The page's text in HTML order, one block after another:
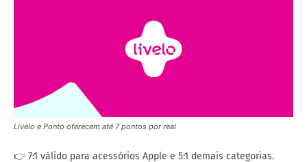
Livelo e Ponto oferecem até 7 pontos por real
👉 7:1 válido para acessórios Apple e 5:1 demais categorias.